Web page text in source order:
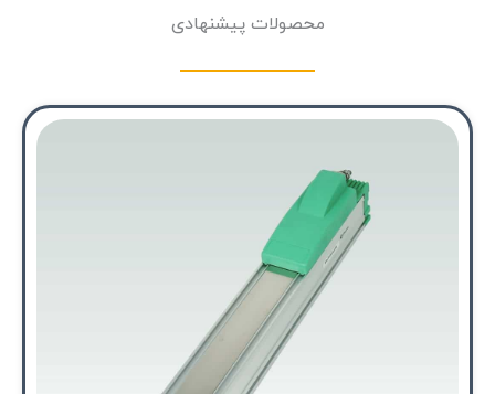
محصولات پیشنهادی